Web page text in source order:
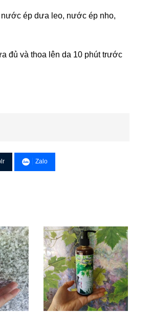
nước ép dưa leo, nước ép nho,
đủ và thoa lên da 10 phút trước
Zalo